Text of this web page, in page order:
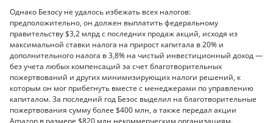
Однако Безосу не удалось избежать всех налогов:
предположительно, он должен выплатить федеральному
правительству $3,2 млрд с последних продаж акций, исходя из
максимальной ставки налога на прирост капитала в 20% и
дополнительного налога в 3,8% на чистый инвестиционный доход —
без учета любых компенсаций за счет благотворительных
пожертвований и других минимизирующих налоги решений, к
которым он мог прибегнуть вместе с менеджерами по управлению
капиталом. За последний год Безос выделил на благотворительные
пожертвования сумму более $400 млн, а также передал акции
Amazon в размере $820 млн некоммерческим организациям.